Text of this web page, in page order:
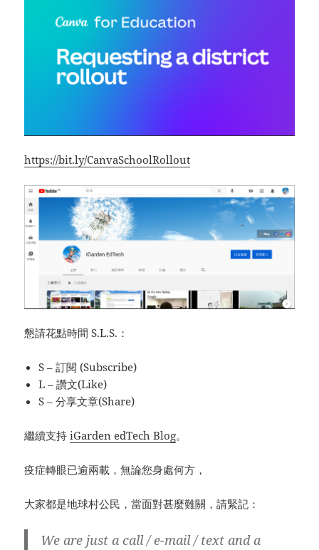
https://bit.ly/CanvaSchoolRollout
懇請花點時間 S.L.S.：
S – 訂閱 (Subscribe)
L – 讚文(Like)
S – 分享文章(Share)
繼續支持iGarden edTech Blog。
疫症轉眼已逾兩載，無論您身處何方，
大家都是地球村公民，當面對甚麼難關，請緊記：
We are just a call / e-mail / text and a